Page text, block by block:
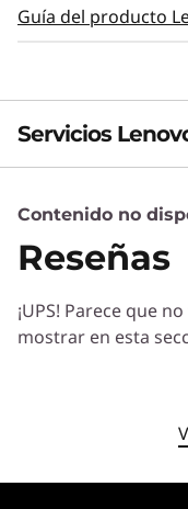
Guía del producto
Servicios
Servicios de
Diseñe la mejor
correcta para
empresariales.
Servicios
Contenido no
Reseñas
¡UPS! Parece que
mostrar en esta